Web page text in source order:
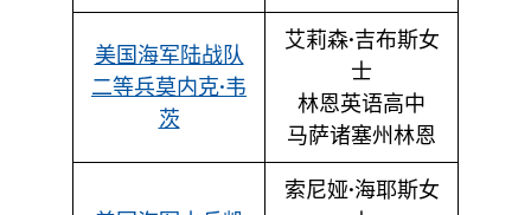
美国海军陆战队
二等兵莫内克·韦
茨
艾莉森·吉布斯女
士
林恩英语高中
马萨诸塞州林恩
索尼娅·海耶斯女